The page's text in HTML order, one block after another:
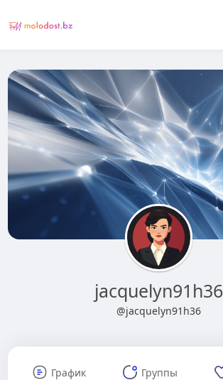
jacquelyn91h36
@jacquelyn91h36
График Группы